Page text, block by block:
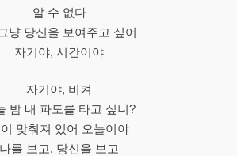
알 수 없다
냥 당신을 보여주고 싶어
자기야, 시간이야
자기야, 비켜
밤 내 파도를 타고 싶니?
맞춰져 있어 오늘이야
나를 보고, 당신을 보고